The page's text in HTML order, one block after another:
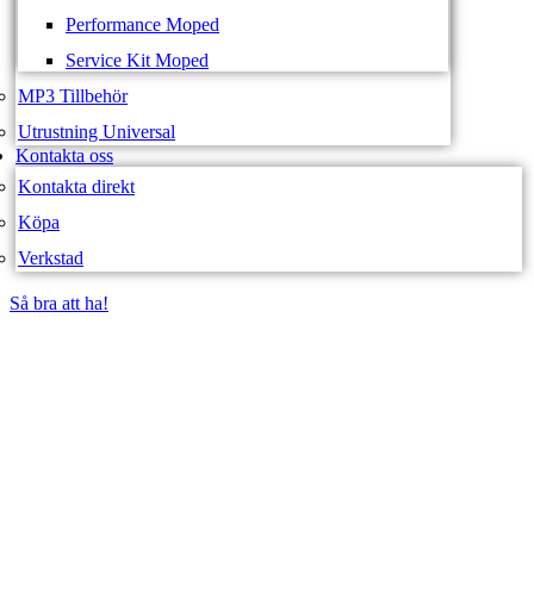
Performance Moped
Service Kit Moped
MP3 Tillbehör
Utrustning Universal
Kontakta oss
Kontakta direkt
Köpa
Verkstad
Så bra att ha!